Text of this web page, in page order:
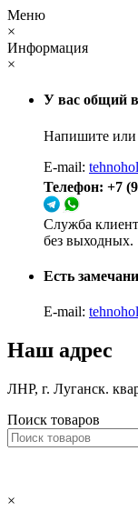
Меню
×
Информация
×
У вас общий
Напишите или
E-mail:
Телефон: +7
Служба
без выходных.
Есть
E-mail:
Наш адрес
ЛНР, г. Луганск.
Поиск товаров
×